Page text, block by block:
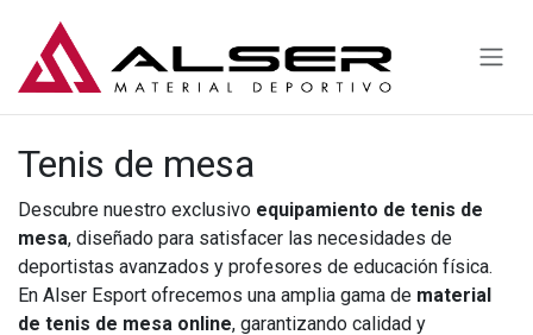
Tenis de mesa
Descubre nuestro exclusivo equipamiento de tenis de
mesa, diseñado para satisfacer las necesidades de
deportistas avanzados y profesores de educación física.
En Alser Esport ofrecemos una amplia gama de material
de tenis de mesa online, garantizando calidad y